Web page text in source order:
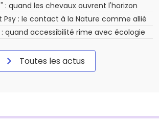
: quand les chevaux ouvrent l'horizon
Psy : le contact à la Nature comme allié
: quand accessibilité rime avec écologie
Toutes les actus